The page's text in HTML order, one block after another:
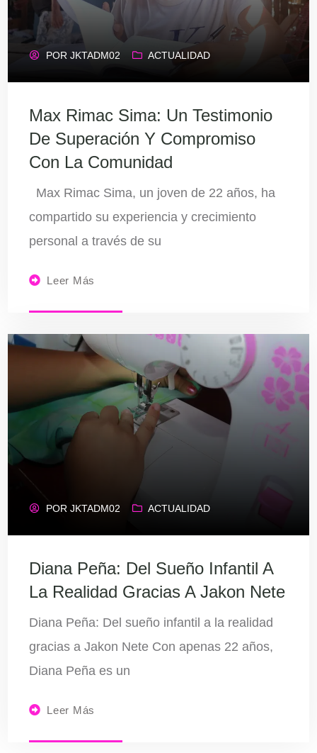
PORJKTADM02 ACTUALIDAD
Max Rimac Sima: Un Testimonio
De Superación Y Compromiso
Con La Comunidad
Max Rimac Sima, un joven de 22 años, ha
compartido su experiencia y crecimiento
personal a través de su
Leer Más
PORJKTADM02 ACTUALIDAD
Diana Peña: Del Sueño Infantil A
La Realidad Gracias A Jakon Nete
Diana Peña: Del sueño infantil a la realidad
gracias a Jakon Nete Con apenas 22 años,
Diana Peña es un
Leer Más